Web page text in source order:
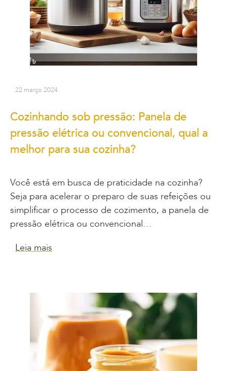
22 março 2024
Cozinhando sob pressão: Panela de
pressão elétrica ou convencional, qual a
melhor para sua cozinha?
Você está em busca de praticidade na cozinha?
Seja para acelerar o preparo de suas refeições ou
simplificar o processo de cozimento, a panela de
pressão elétrica ou convencional…
Leia mais